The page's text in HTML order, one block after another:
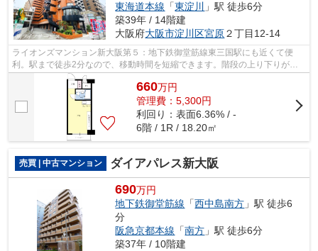
東海道本線 「東淀川 」駅 徒歩6分
築39年 / 14階建
大阪府大阪市淀川区宮原２丁目12-14
ライオンズマンション新大阪第５：地下鉄御堂筋線東三国駅にも近くて便
利。駅まで徒歩2分なので、移動時間を短縮できます。階段の上り下りが不
要な、エレベーターが2台付いている物件...
660万円
管理費：5,300円
利回り：表面6.36% / -
6階 / 1R / 18.20㎡
売買 | 中古マンション ダイアパレス新大阪
690万円
地下鉄御堂筋線 「西中島南方 」駅 徒歩6
分
阪急京都本線 「南方 」駅 徒歩6分
築37年 / 10階建